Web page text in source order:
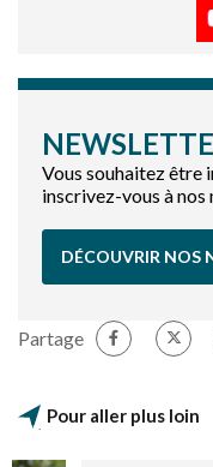
Vous souhaitez être
inscrivez-vous à nos
DÉCOUVRIR NOS
Partage
Pour aller plus loin